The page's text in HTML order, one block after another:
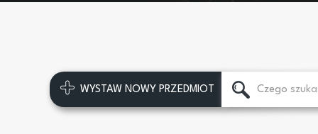
WYSTAW NOWY PRZEDMIOT